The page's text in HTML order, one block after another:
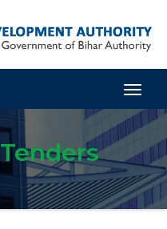
Tenders